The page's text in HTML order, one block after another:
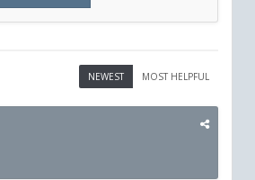
MOST HELPFUL
NEWEST